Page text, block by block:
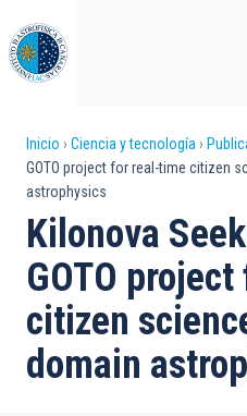
al
contenido
principal
Sobrescribir
enlaces
de
ayuda
a
la
navegación
Inicio Ciencia y tecnología
GOTO project for real-time citizen
astrophysics
Kilonova
GOTO
citizen
domain